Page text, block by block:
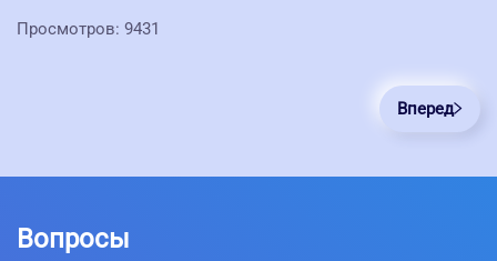
Просмотров: 9431
Вперед
Вопросы